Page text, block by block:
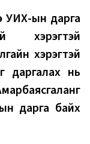
УИХ-ын дарга
хэрэгтэй
хэрэгтэй
даргалах нь
дарга байх